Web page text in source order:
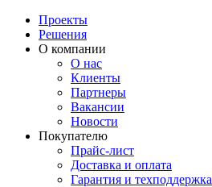
Проекты
Решения
О компании
О нас
Клиенты
Партнеры
Вакансии
Новости
Покупателю
Прайс-лист
Доставка и оплата
Гарантия и техподдержка